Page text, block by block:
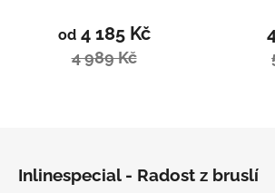
od4 185 Kč
4 989 Kč
Inlinespecial - Radost z bruslí